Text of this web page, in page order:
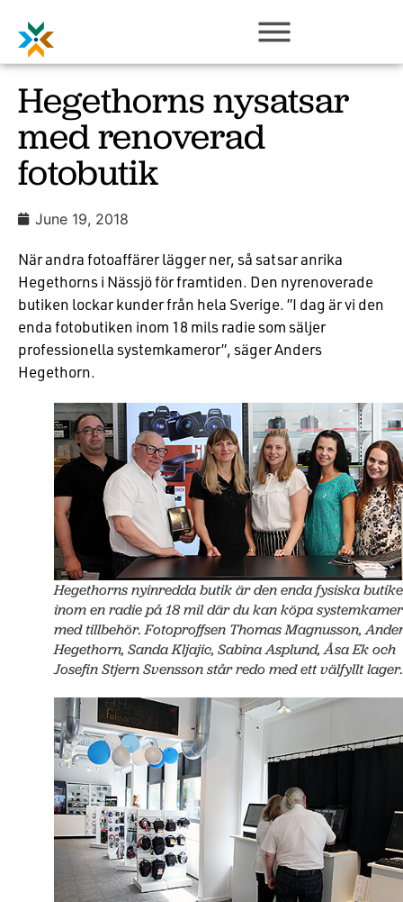
Hegethorns nysatsar
med renoverad
fotobutik
June 19, 2018
När andra fotoaffärer lägger ner, så satsar anrika
Hegethorns i Nässjö för framtiden. Den nyrenoverade
butiken lockar kunder från hela Sverige. ”I dag är vi den
enda fotobutiken inom 18 mils radie som säljer
professionella systemkameror”, säger Anders
Hegethorn.
Hegethorns nyinredda butik är den enda fysiska
inom en radie på 18 mil där du kan köpa
med tillbehör. Fotoproffsen Thomas Magnusson,
Hegethorn, Sanda Kljajic, Sabina Asplund, Åsa Ek och
Josefin Stjern Svensson står redo med ett välfyllt lager.